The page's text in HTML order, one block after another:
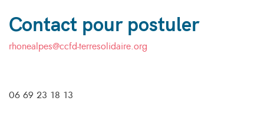
Contact pour postuler
rhonealpes@ccfd-terresolidaire.org
06 69 23 18 13